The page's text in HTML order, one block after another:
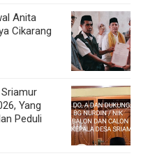
Anita
Cikarang
Yang
Peduli